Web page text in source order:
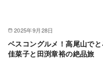
2025年9月28日
ベスコングルメ！高尾山で
佳菜子と田渕章裕の絶品旅